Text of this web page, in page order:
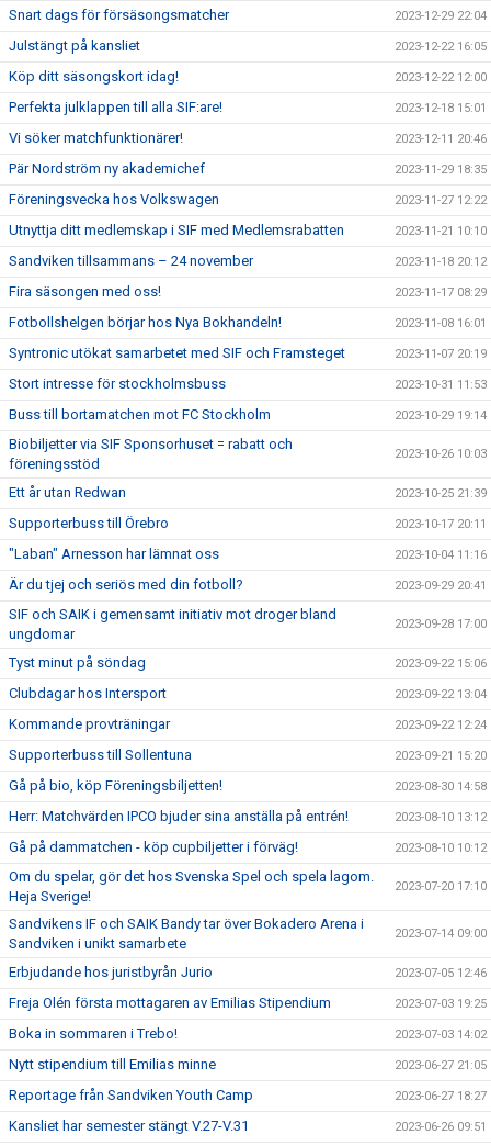
Snart dags för försäsongsmatcher 2023-12-29 22:04
Julstängt på kansliet 2023-12-22 16:05
Köp ditt säsongskort idag! 2023-12-22 12:00
Perfekta julklappen till alla SIF:are! 2023-12-18 15:01
Vi söker matchfunktionärer! 2023-12-11 20:46
Pär Nordström ny akademichef 2023-11-29 18:35
Föreningsvecka hos Volkswagen 2023-11-27 12:22
Utnyttja ditt medlemskap i SIF med Medlemsrabatten 2023-11-21 10:10
Sandviken tillsammans – 24 november 2023-11-18 20:12
Fira säsongen med oss! 2023-11-17 08:29
Fotbollshelgen börjar hos Nya Bokhandeln! 2023-11-08 16:01
Syntronic utökat samarbetet med SIF och Framsteget 2023-11-07 20:19
Stort intresse för stockholmsbuss 2023-10-31 11:53
Buss till bortamatchen mot FC Stockholm 2023-10-29 19:14
Biobiljetter via SIF Sponsorhuset = rabatt och
föreningsstöd
2023-10-26 10:03
Ett år utan Redwan 2023-10-25 21:39
Supporterbuss till Örebro 2023-10-17 20:11
"Laban" Arnesson har lämnat oss 2023-10-04 11:16
Är du tjej och seriös med din fotboll? 2023-09-29 20:41
SIF och SAIK i gemensamt initiativ mot droger bland
ungdomar
2023-09-28 17:00
Tyst minut på söndag 2023-09-22 15:06
Clubdagar hos Intersport 2023-09-22 13:04
Kommande provträningar 2023-09-22 12:24
Supporterbuss till Sollentuna 2023-09-21 15:20
Gå på bio, köp Föreningsbiljetten! 2023-08-30 14:58
Herr: Matchvärden IPCO bjuder sina anställa på entrén! 2023-08-10 13:12
Gå på dammatchen - köp cupbiljetter i förväg! 2023-08-10 10:12
Om du spelar, gör det hos Svenska Spel och spela lagom.
Heja Sverige!
2023-07-20 17:10
Sandvikens IF och SAIK Bandy tar över Bokadero Arena i
Sandviken i unikt samarbete
2023-07-14 09:00
Erbjudande hos juristbyrån Jurio 2023-07-05 12:46
Freja Olén första mottagaren av Emilias Stipendium 2023-07-03 19:25
Boka in sommaren i Trebo! 2023-07-03 14:02
Nytt stipendium till Emilias minne 2023-06-27 21:05
Reportage från Sandviken Youth Camp 2023-06-27 18:27
Kansliet har semester stängt V.27-V.31 2023-06-26 09:51